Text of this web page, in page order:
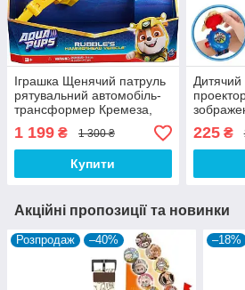
Іграшка Щенячий патруль
рятувальний автомобіль-
трансформер Кремеза,
Spin Master, Paw Patrol,
Aqua Pups
1 199 ₴ 1 300 ₴
Купити
Дитячий
Patrol
225₴
Акційні пропозиції та новинки
Розпродаж –40% –18%